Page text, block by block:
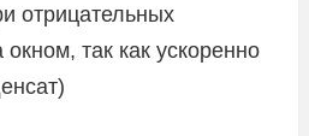
отрицательных
окном, так как ускоренно